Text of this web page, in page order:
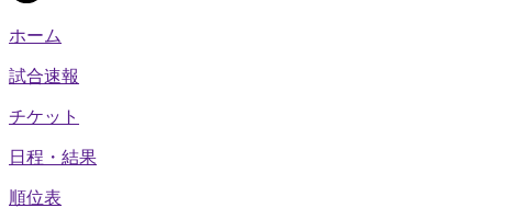
ホーム
試合速報
チケット
日程・結果
順位表